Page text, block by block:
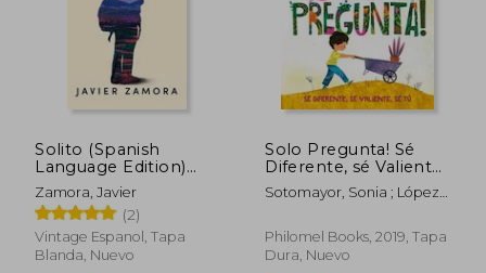
45% 45%
Solito (Spanish
Language Edition)
(Spanish Edition)
[Soft Cover ]
Zamora, Javier
(2)
Vintage Espanol, Tapa
Blanda, Nuevo
Solo Pregunta! Sé
Diferente, sé Valiente,
sé tú
Sotomayor, Sonia ; López,
Philomel Books, 2019, Tapa
Dura, Nuevo